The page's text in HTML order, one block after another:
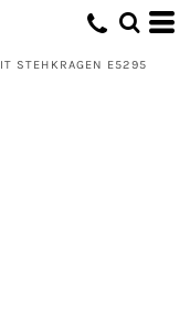
STEHKRAGEN E5295